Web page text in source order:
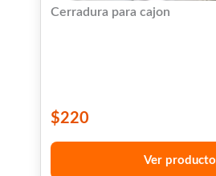
Cerradura para cajon
$220
Ver producto